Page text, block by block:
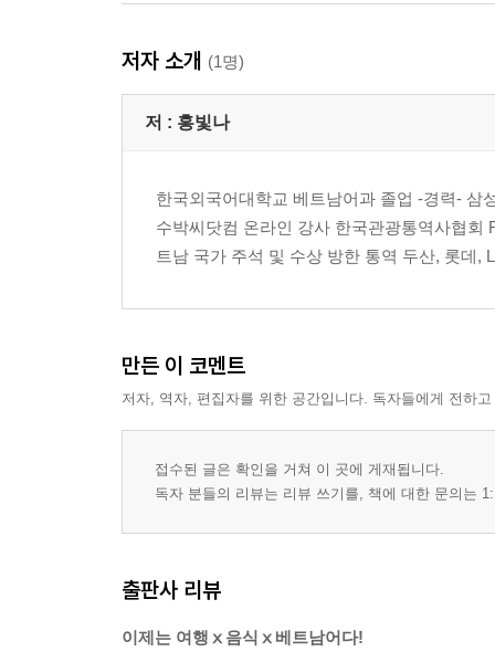
저자 소개 (1명)
저 : 홍빛나
한국외국어대학교 베트남어과 졸업 -경력- 삼
수박씨닷컴 온라인 강사 한국관광통역사협회
트남 국가 주석 및 수상 방한 통역 두산, 롯데,
만든 이 코멘트
저자, 역자, 편집자를 위한 공간입니다. 독자들에게 전하
접수된 글은 확인을 거쳐 이 곳에 게재됩니다.
독자 분들의 리뷰는 리뷰 쓰기를, 책에 대한 문의는
출판사 리뷰
이제는 여행ⅹ음식ⅹ베트남어다!